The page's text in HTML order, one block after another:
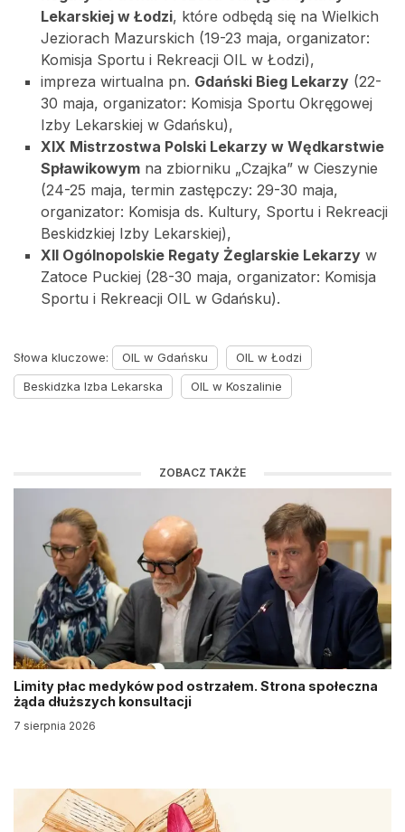
Lekarskiej w Łodzi, które odbędą się na Wielkich
Jeziorach Mazurskich (19-23 maja, organizator:
Komisja Sportu i Rekreacji OIL w Łodzi),
impreza wirtualna pn. Gdański Bieg Lekarzy (22-
30 maja, organizator: Komisja Sportu Okręgowej
Izby Lekarskiej w Gdańsku),
XIX Mistrzostwa Polski Lekarzy w Wędkarstwie
Spławikowym na zbiorniku „Czajka” w Cieszynie
(24-25 maja, termin zastępczy: 29-30 maja,
organizator: Komisja ds. Kultury, Sportu i Rekreacji
Beskidzkiej Izby Lekarskiej),
XII Ogólnopolskie Regaty Żeglarskie Lekarzy w
Zatoce Puckiej (28-30 maja, organizator: Komisja
Sportu i Rekreacji OIL w Gdańsku).
Słowa kluczowe: OIL w Gdańsku
OIL w Łodzi
Beskidzka Izba Lekarska
OIL w Koszalinie
ZOBACZ TAKŻE
Limity płac medyków pod ostrzałem. Strona społeczna
żąda dłuższych konsultacji
7 sierpnia 2026